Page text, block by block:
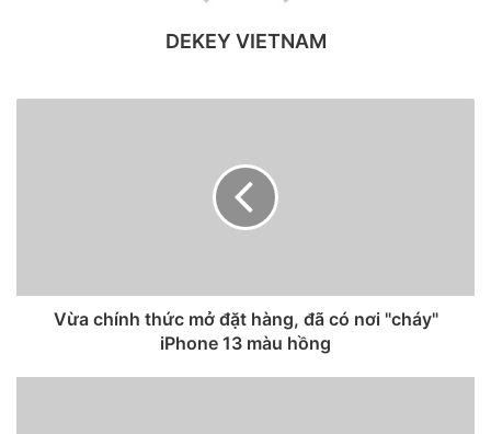
tách biệt giữa các máy ảnh và điều này chỉ có thể đạt được
DEKEY VIETNAM
Vừa chính thức mở đặt hàng, đã có nơi "cháy"
iPhone 13 màu hồng